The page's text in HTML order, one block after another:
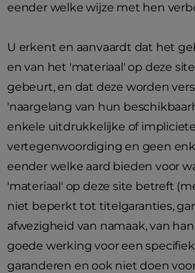
eender welke wijze met hen
U erkent en aanvaardt dat het
en van het 'materiaal' op deze
gebeurt, en dat deze worden
'naargelang van hun
enkele uitdrukkelijke of
vertegenwoordiging en geen
eender welke aard bieden voor
'materiaal' op deze site betreft
niet beperkt tot titelgaranties,
afwezigheid van namaak, van
goede werking voor een
garanderen en ook niet doen